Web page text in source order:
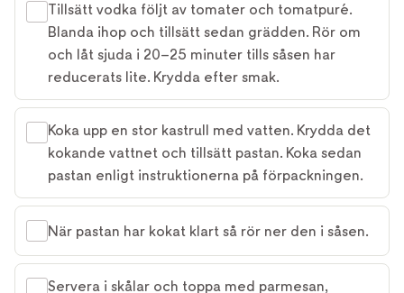
Tillsätt vodka följt av tomater och tomatpuré.
Blanda ihop och tillsätt sedan grädden. Rör om
och låt sjuda i 20–25 minuter tills såsen har
reducerats lite. Krydda efter smak.
Koka upp en stor kastrull med vatten. Krydda det
kokande vattnet och tillsätt pastan. Koka sedan
pastan enligt instruktionerna på förpackningen.
När pastan har kokat klart så rör ner den i såsen.
Servera i skålar och toppa med parmesan,